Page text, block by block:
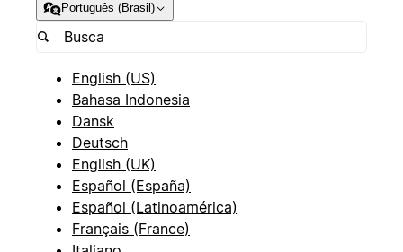
Português (Brasil)
English (US)
Bahasa Indonesia
Dansk
Deutsch
English (UK)
Español (España)
Español (Latinoamérica)
Français (France)